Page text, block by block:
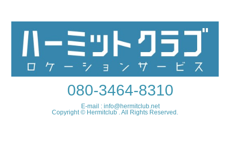
080-3464-8310
E-mail : info@hermitclub.net
Copyright © Hermitclub . All Rights Reserved.